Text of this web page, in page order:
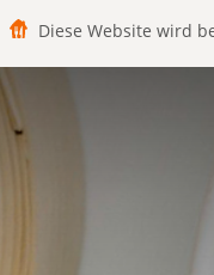
Diese Website wird